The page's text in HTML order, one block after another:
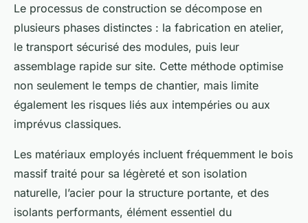
Le processus de construction se décompose en
plusieurs phases distinctes : la fabrication en atelier,
le transport sécurisé des modules, puis leur
assemblage rapide sur site. Cette méthode optimise
non seulement le temps de chantier, mais limite
également les risques liés aux intempéries ou aux
imprévus classiques.
Les matériaux employés incluent fréquemment le bois
massif traité pour sa légèreté et son isolation
naturelle, l’acier pour la structure portante, et des
isolants performants, élément essentiel du